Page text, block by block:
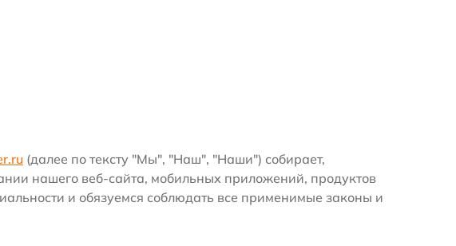
(далее по тексту "Мы", "Наш", "Наши") собирает,
нашего веб-сайта, мобильных приложений, продуктов
и обязуемся соблюдать все применимые законы и